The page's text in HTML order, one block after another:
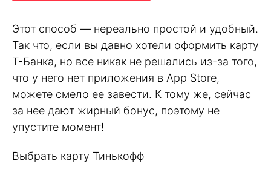
Этот способ — нереально простой и удобный.
Так что, если вы давно хотели оформить карту
Т-Банка, но все никак не решались из-за того,
что у него нет приложения в App Store,
можете смело ее завести. К тому же, сейчас
за нее дают жирный бонус, поэтому не
упустите момент!
Выбрать карту Тинькофф